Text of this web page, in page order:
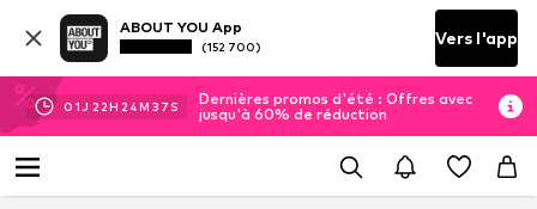
ABOUT YOU App
(152 700) Vers l'app
01J 22H 24M 37 S
Dernières promos d'été : Offres avec
jusqu'à 60% de réduction